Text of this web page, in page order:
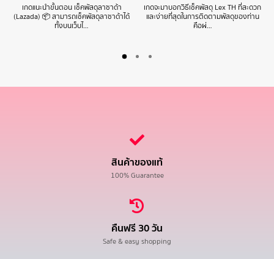
เกดแนะนำขั้นตอน เช็คพัสดุลาซาด้า
(Lazada) 📦 สามารถเช็คพัสดุลาซาด้าได้
ทั้งบนเว็บไ…
เกดจะมาบอกวิธีเช็คพัสดุ Lex TH ที่สะดวก
และง่ายที่สุดในการติดตามพัสดุของท่าน
คือผ่…
สินค้าของแท้
100% Guarantee
คืนฟรี 30 วัน
Safe & easy shopping